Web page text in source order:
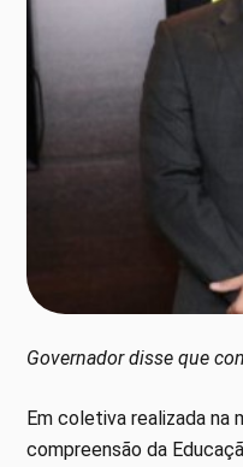
Governador disse que
Em coletiva realizada na
compreensão da